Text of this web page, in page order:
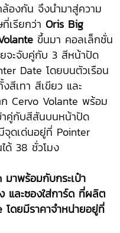
องกัน จึงนำมาสู่ความ
เรียกว่า Oris Big
ขึ้นมา คอลเล็กชั่น
จะจับคู่กับ 3 สีหน้าปัด
Date โดยบนตัวเรือน
สีเทา สีเขียว และ
Cervo Volante พร้อม
าคู่กับสีสันบนหน้าปัด
ดเด่นอยู่ที่ Pointer
ด้ 38 ชั่วโมง
าพร้อมกับกระเป๋า
และซองใส่การ์ด ที่ผลิต
ดยมีราคาจำหน่ายอยู่ที่